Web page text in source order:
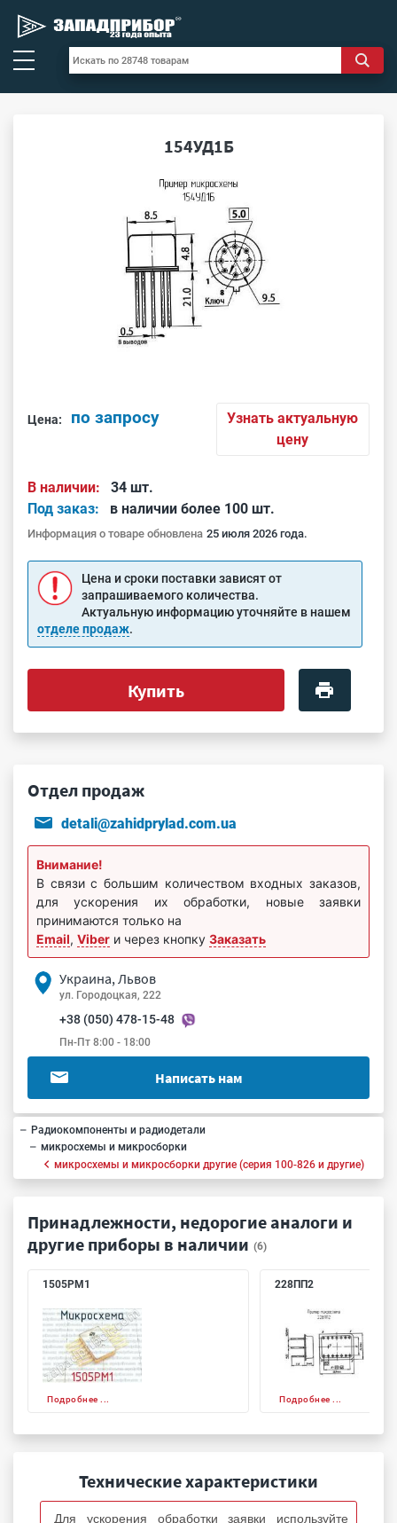
154УД1Б
Цена: по запросу
Узнать актуальную
цену
В наличии:
34 шт.
Под заказ:
в наличии более 100 шт.
Информация о товаре обновлена 25 июля 2026 года.
Цена и сроки поставки зависят от
запрашиваемого количества.
Актуальную информацию уточняйте в нашем
отделе продаж.
Купить
Отдел продаж
detali@zahidprylad.com.ua
Внимание!
В связи с большим количеством входных заказов,
для ускорения их обработки, новые заявки
принимаются только на
Email, Viber и через кнопку Заказать
Украина, Львов
ул. Городоцкая, 222
+38 (050) 478-15-48
Пн-Пт 8:00 - 18:00
Написать нам
Радиокомпоненты и радиодетали
микросхемы и микросборки
микросхемы и микросборки другие (серия 100-826 и другие)
Принадлежности, недорогие аналоги и
другие приборы в наличии (6)
1505РМ1
Подробнее ...
228ПП2
Подробнее ...
Технические характеристики
Для ускорения обработки заявки используйте